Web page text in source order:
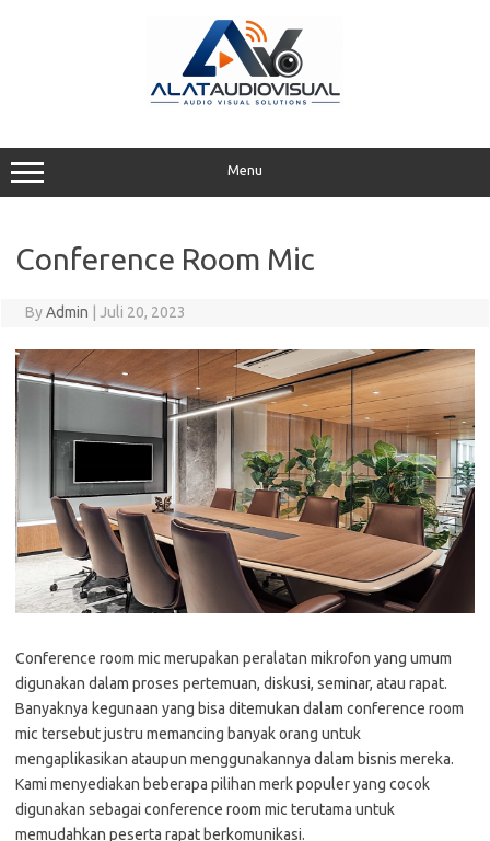
Menu
Conference Room Mic
ByAdmin Juli 20, 2023
Conference room mic merupakan peralatan mikrofon yang umum
digunakan dalam proses pertemuan, diskusi, seminar, atau rapat.
Banyaknya kegunaan yang bisa ditemukan dalam conference room
mic tersebut justru memancing banyak orang untuk
mengaplikasikan ataupun menggunakannya dalam bisnis mereka.
Kami menyediakan beberapa pilihan merk populer yang cocok
digunakan sebagai conference room mic terutama untuk
memudahkan peserta rapat berkomunikasi.